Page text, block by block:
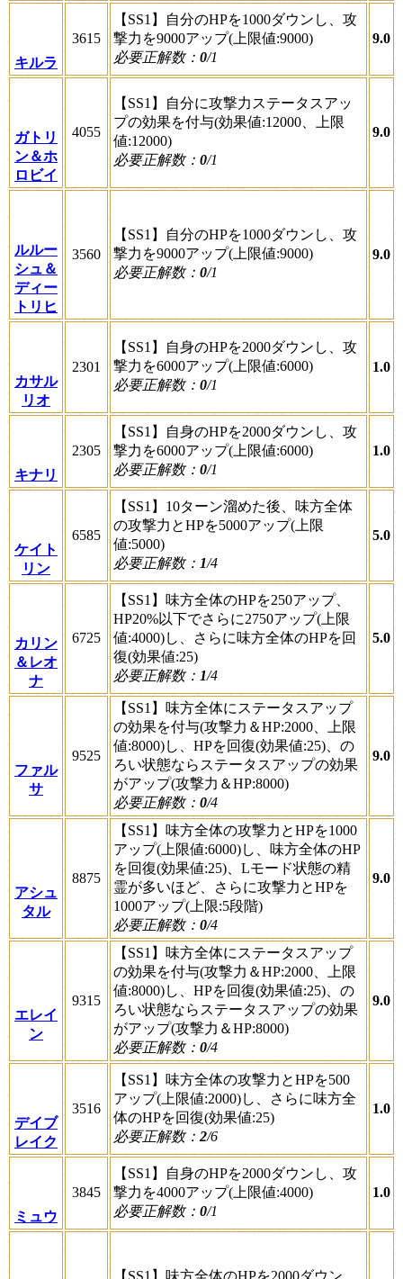
キルラ
3615
【SS1】自分のHPを1000ダウンし、攻
撃力を9000アップ(上限値:9000)
必要正解数： 0/1
9.0
ガトリ
ン＆ホ
ロビイ
4055
【SS1】自分に攻撃力ステータスアッ
プの効果を付与(効果値:12000、上限
値:12000)
必要正解数： 0/1
9.0
ルルー
シュ＆
ディー
トリヒ
3560
【SS1】自分のHPを1000ダウンし、攻
撃力を9000アップ(上限値:9000)
必要正解数： 0/1
9.0
カサル
リオ
2301
【SS1】自身のHPを2000ダウンし、攻
撃力を6000アップ(上限値:6000)
必要正解数： 0/1
1.0
キナリ
2305
【SS1】自身のHPを2000ダウンし、攻
撃力を6000アップ(上限値:6000)
必要正解数： 0/1
1.0
ケイト
リン
6585
【SS1】10ターン溜めた後、味方全体
の攻撃力とHPを5000アップ(上限
値:5000)
必要正解数： 1/4
5.0
カリン
＆レオ
ナ
6725
【SS1】味方全体のHPを250アップ、
HP20%以下でさらに2750アップ(上限
値:4000)し、さらに味方全体のHPを回
復(効果値:25)
必要正解数： 1/4
5.0
ファル
サ
9525
【SS1】味方全体にステータスアップ
の効果を付与(攻撃力＆HP:2000、上限
値:8000)し、HPを回復(効果値:25)、の
ろい状態ならステータスアップの効果
がアップ(攻撃力＆HP:8000)
必要正解数： 0/4
9.0
アシュ
タル
8875
【SS1】味方全体の攻撃力とHPを1000
アップ(上限値:6000)し、味方全体のHP
を回復(効果値:25)、Lモード状態の精
霊が多いほど、さらに攻撃力とHPを
1000アップ(上限:5段階)
必要正解数： 0/4
9.0
エレイ
ン
9315
【SS1】味方全体にステータスアップ
の効果を付与(攻撃力＆HP:2000、上限
値:8000)し、HPを回復(効果値:25)、の
ろい状態ならステータスアップの効果
がアップ(攻撃力＆HP:8000)
必要正解数： 0/4
9.0
デイブ
レイク
3516
【SS1】味方全体の攻撃力とHPを500
アップ(上限値:2000)し、さらに味方全
体のHPを回復(効果値:25)
必要正解数： 2/6
1.0
ミュウ
3845
【SS1】自身のHPを2000ダウンし、攻
撃力を4000アップ(上限値:4000)
必要正解数： 0/1
1.0
【SS1】味方全体のHPを2000ダウン